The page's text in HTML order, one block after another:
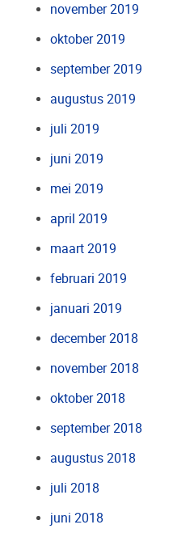
november 2019
oktober 2019
september 2019
augustus 2019
juli 2019
juni 2019
mei 2019
april 2019
maart 2019
februari 2019
januari 2019
december 2018
november 2018
oktober 2018
september 2018
augustus 2018
juli 2018
juni 2018